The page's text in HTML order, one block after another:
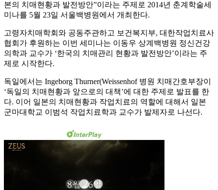
본의 치매현황과 발전방안”이라는 주제로 2014년 춘계학술세
미나를 5월 23일 서울백병원에서 개최한다.
고령자치매학회와 공동주관하고 보건복지부, 대한작업치료사
협회가 후원하는 이번 세미나는 이동우 상계백병원 정신건강
의학과 교수가 ‘한국의 치매관리 현황과 발전방안’이라는 주
제로 시작한다.
독일에서는 Ingeborg Thurner(Weissenhof 병원 치매간호부장이
‘독일의 치매현황과 앞으로의 대책’에 대한 주제로 발표를 한
다. 이어 일본의 치매현황과 작업치료의 역할에 대해서 일본
군마대학교 이범석 작업치료학과 교수가 발제자로 나선다.